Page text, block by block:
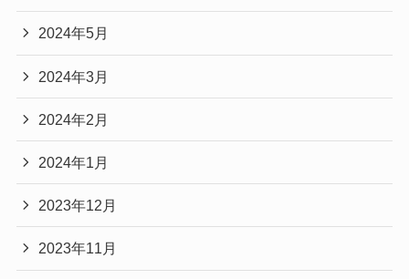
2024年5月
2024年3月
2024年2月
2024年1月
2023年12月
2023年11月